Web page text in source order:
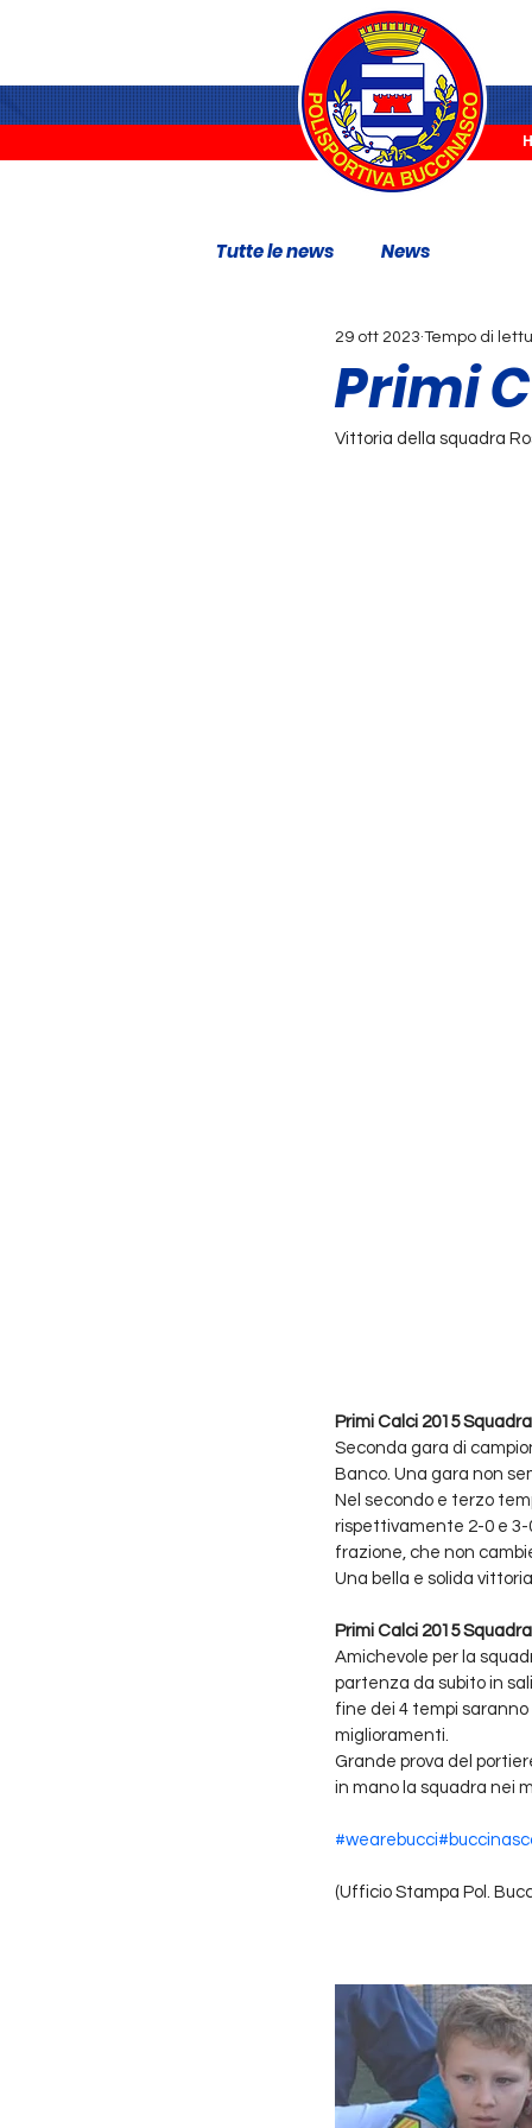
Tutte le news News
Primi
29 ott 2023 Tempo di
Vittoria della squadra
Primi Calci 2015
Seconda gara di
Banco. Una gara non
Nel secondo e terzo
rispettivamente 2-0 e
frazione, che non
Una bella e solida
Primi Calci 2015
Amichevole per la
partenza da subito in
fine dei 4 tempi
miglioramenti.
Grande prova del
in mano la squadra nei
#wearebucci
(Ufficio Stampa Pol.